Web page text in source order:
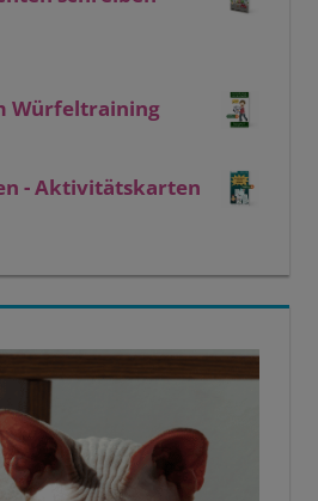
Würfeltraining
- Aktivitätskarten